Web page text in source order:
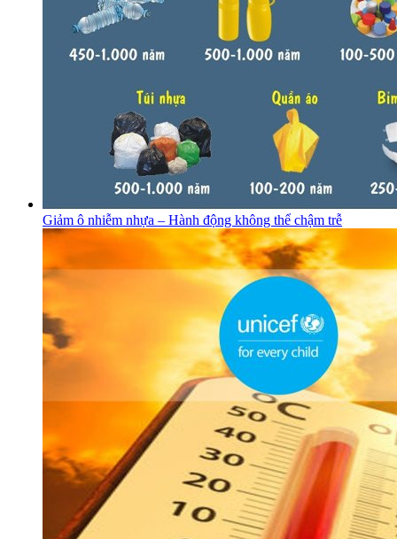
Giảm ô nhiễm nhựa – Hành động không thể chậm trễ